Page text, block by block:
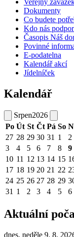
Veřejný
Dokumenty
Co budete
Kdo nás
Časopis Náš
Povinné
E-podatelna
Kalendář akcí
Jídelníček
Kalendář
Srpen2026
Po Út St Čt Pá So
27 28 29 30 31 1
2
3
4 5 6 7 8
9
10 11 12 13 14 15
17 18 19 20 21 22
24 25 26 27 28 29
31 1 2 3 4 5 6
Aktuální
dnes, neděle 9. 8.